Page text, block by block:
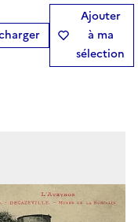
Ajouter
à ma
sélection